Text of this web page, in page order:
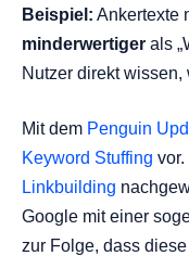
Beispiel: Ankertexte
minderwertiger als
Nutzer direkt
Mit dem Penguin
Keyword Stuffing
Linkbuilding
Google mit einer
zur Folge, dass